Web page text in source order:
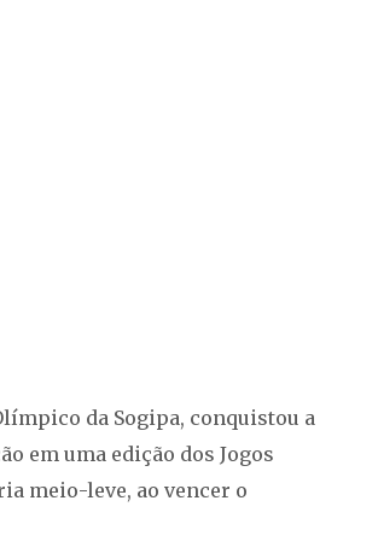
da Sogipa, conquistou a
em uma edição dos Jogos
meio-leve, ao vencer o